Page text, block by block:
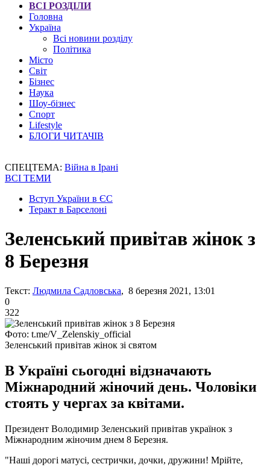
ВСІ РОЗДІЛИ
Головна
Україна
Всі новини розділу
Політика
Місто
Світ
Бізнес
Наука
Шоу-бізнес
Спорт
Lifestyle
БЛОГИ ЧИТАЧІВ
СПЕЦТЕМА: Війна в Ірані
ВСІ ТЕМИ
Вступ України в ЄС
Теракт в Барселоні
Зеленський привітав жінок з
8 Березня
Текст: Людмила Садловська, 8 березня 2021, 13:01
0
322
Фото: t.me/V_Zelenskiy_official
Зеленський привітав жінок зі святом
В Україні сьогодні відзначають
Міжнародний жіночий день. Чоловіки
стоять у чергах за квітами.
Президент Володимир Зеленський привітав українок з
Міжнародним жіночим днем ​​8 Березня.
"Наші дорогі матусі, сестрички, дочки, дружини! Мрійте,